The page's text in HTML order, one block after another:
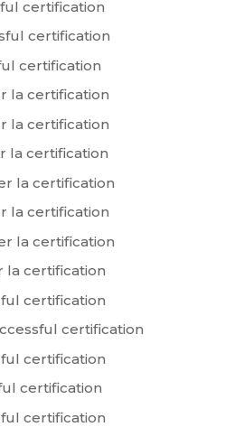
certification
certification
certification
la certification
la certification
la certification
la certification
la certification
la certification
la certification
certification
certification
certification
certification
certification